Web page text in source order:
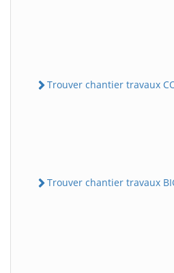
Trouver chantier travaux
Trouver chantier travaux